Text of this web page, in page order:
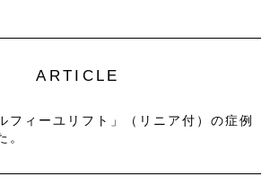
ARTICLE
フィーユリフト」（リニア付）の症例
。